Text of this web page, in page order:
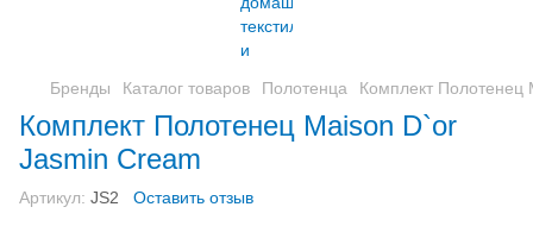
Бренды Каталог товаров Полотенца Комплект Полотенец
Комплект Полотенец Maison D`or
Jasmin Cream
Артикул: JS2 Оставить отзыв